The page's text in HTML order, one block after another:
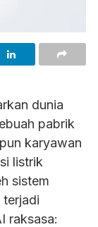
dunia
pabrik
karyawan
listrik
sistem
terjadi
raksasa: